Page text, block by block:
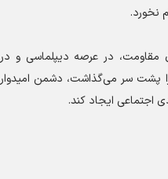
نخورد.
مقاومت، در عرصه دیپلماسی و در
پشت سر می‌گذاشت، دشمن امیدوار
اجتماعی ایجاد کند.